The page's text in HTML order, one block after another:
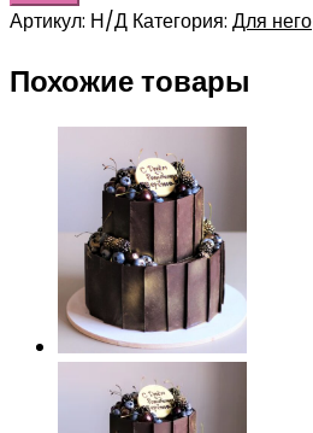
Артикул: Н/Д Категория: Для него
Похожие товары